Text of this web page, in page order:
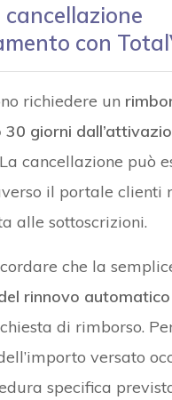
cancellazione
con
richiedere un
giorni
cancellazione può
il portale clienti
alle sottoscrizioni.
che la
rinnovo automatico
di rimborso.
versato
specifica